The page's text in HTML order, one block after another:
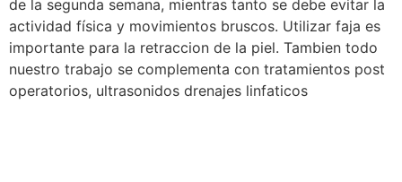
de la segunda semana, mientras tanto se debe evitar la
actividad física y movimientos bruscos. Utilizar faja es
importante para la retraccion de la piel. Tambien todo
nuestro trabajo se complementa con tratamientos post
operatorios, ultrasonidos drenajes linfaticos